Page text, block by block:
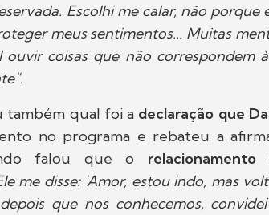
Escolhi me calar, não porque
meus sentimentos... Muitas
coisas que não correspondem
.
também qual foi a declaração que
no programa e rebateu a
falou que o
me disse: 'Amor, estou indo, mas
que nos conhecemos,